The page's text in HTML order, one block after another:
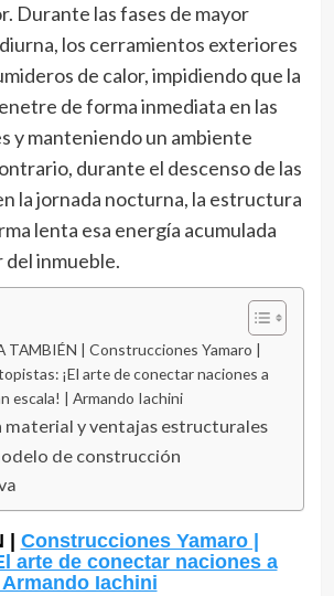
Durante las fases de mayor
los cerramientos exteriores
de calor, impidiendo que la
de forma inmediata en las
y manteniendo un ambiente
durante el descenso de las
la jornada nocturna, la estructura
lenta esa energía acumulada
inmueble.
TAMBIÉN | Construcciones Yamaro |
¡El arte de conectar naciones a
escala! | Armando Iachini
material y ventajas estructurales
de construcción
| Construcciones Yamaro |
arte de conectar naciones a
Iachini